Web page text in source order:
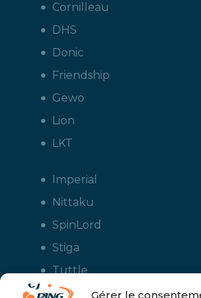
Gérer le
Cornilleau
DHS
Donic
Friendship
Gewo
Lion
LKT
Imperial
Nittaku
SpinLord
Stiga
Tuttle
Xiom